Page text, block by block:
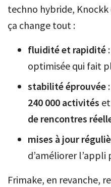
techno hybride, Knockk
ça change tout :
fluidité et rapidité
optimisée qui fait
stabilité éprouvée
240 000 activités
de rencontres
mises à jour
d’améliorer
Frimake, en revanche,